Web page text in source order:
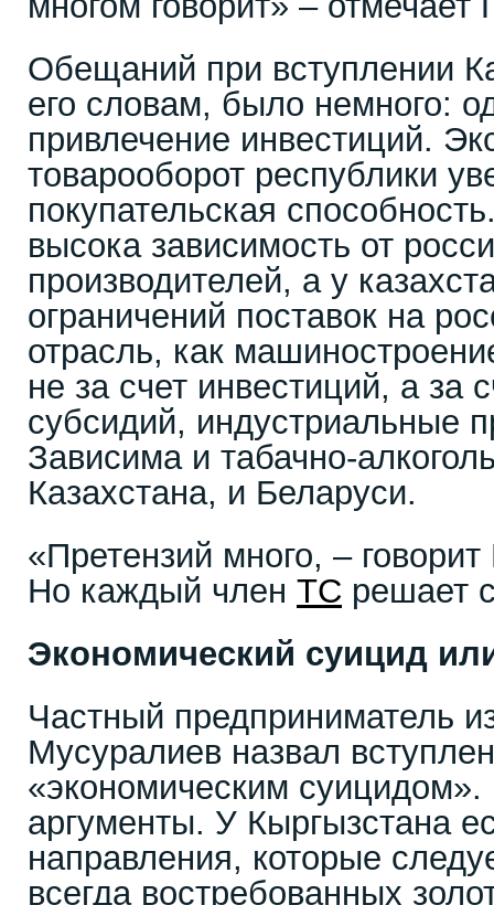
Обещаний при вступлении
его словам, было немного:
привлечение инвестиций.
товарооборот республики
покупательская
высока зависимость от
производителей, а у
ограничений поставок на
отрасль, как
не за счет инвестиций, а за
субсидий, индустриальные
Зависима и табачно-
Казахстана, и Беларуси.
«Претензий много, –
Но каждый член ТС решает
Экономический суицид
Частный предприниматель
Мусуралиев назвал
«экономическим суицидом».
аргументы. У Кыргызстана
направления, которые
всегда востребованных